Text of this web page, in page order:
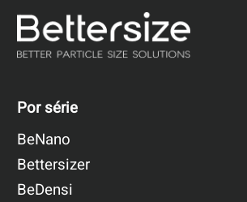
Por série
BeNano
Bettersizer
BeDensi